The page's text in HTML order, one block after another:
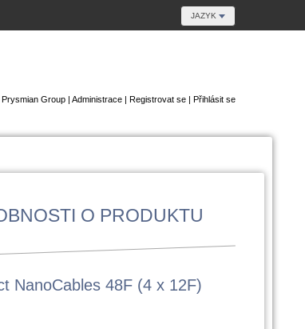
JAZYK
Group | Administrace | Registrovat se | Přihlásit se
O PRODUKTU
NanoCables 48F (4 x 12F)